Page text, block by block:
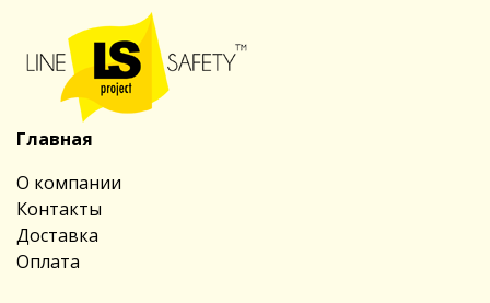
Главная
О компании
Контакты
Доставка
Оплата